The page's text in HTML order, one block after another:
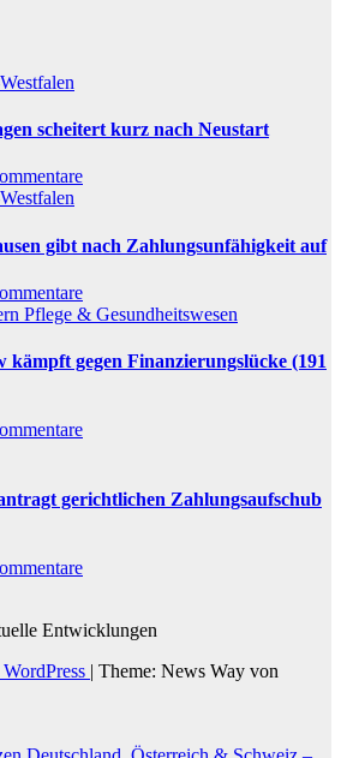
scheitert kurz nach Neustart
gibt nach Zahlungsunfähigkeit auf
Pflege & Gesundheitswesen
gegen Finanzierungslücke (191
gerichtlichen Zahlungsaufschub
Entwicklungen
| Theme: News Way von